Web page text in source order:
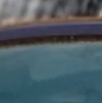
#lahůdkovédroždí 1 lžíce
#kváskovýchléb jako